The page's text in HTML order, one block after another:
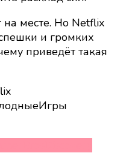
на месте. Но Netflix
и громких
приведёт такая